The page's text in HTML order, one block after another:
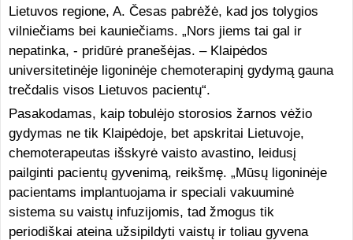
Lietuvos regione, A. Česas pabrėžė, kad jos tolygios
vilniečiams bei kauniečiams. „Nors jiems tai gal ir
nepatinka, - pridūrė pranešėjas. – Klaipėdos
universitetinėje ligoninėje chemoterapinį gydymą gauna
trečdalis visos Lietuvos pacientų“.
Pasakodamas, kaip tobulėjo storosios žarnos vėžio
gydymas ne tik Klaipėdoje, bet apskritai Lietuvoje,
chemoterapeutas išskyrė vaisto avastino, leidusį
pailginti pacientų gyvenimą, reikšmę. „Mūsų ligoninėje
pacientams implantuojama ir speciali vakuuminė
sistema su vaistų infuzijomis, tad žmogus tik
periodiškai ateina užsipildyti vaistų ir toliau gyvena